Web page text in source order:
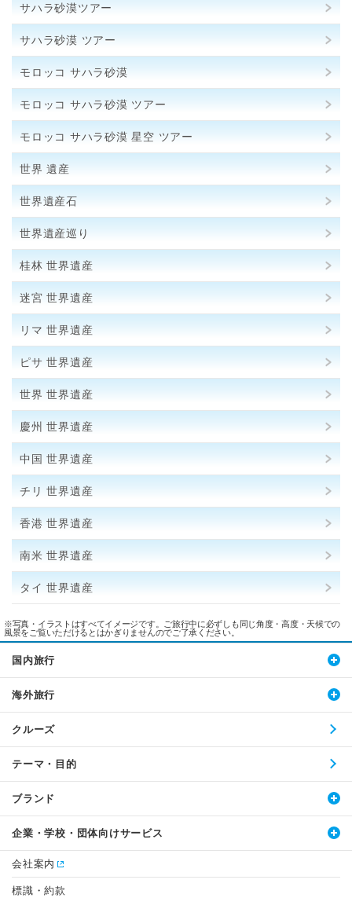
サハラ砂漠ツアー
サハラ砂漠 ツアー
モロッコ サハラ砂漠
モロッコ サハラ砂漠 ツアー
モロッコ サハラ砂漠 星空 ツアー
世界 遺産
世界遺産石
世界遺産巡り
桂林 世界遺産
迷宮 世界遺産
リマ 世界遺産
ピサ 世界遺産
世界 世界遺産
慶州 世界遺産
中国 世界遺産
チリ 世界遺産
香港 世界遺産
南米 世界遺産
タイ 世界遺産
※写真・イラストはすべてイメージです。ご旅行中に必ずしも同じ角度・高度・天候での
風景をご覧いただけるとはかぎりませんのでご了承ください。
国内旅行
海外旅行
クルーズ
テーマ・目的
ブランド
企業・学校・団体向けサービス
会社案内
標識・約款